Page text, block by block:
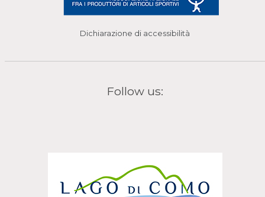
Dichiarazione di accessibilità
Follow us: